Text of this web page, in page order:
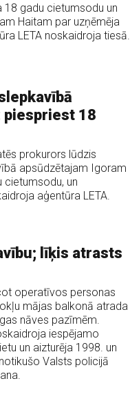
18 gadu cietumsodu un
Haitam par uzņēmēja
LETA noskaidroja tiesā.
piespriest 18
prokurors lūdzis
apsūdzētajam Igoram
cietumsodu, un
aģentūra LETA.
līķis atrasts
operatīvos personas
mājas balkonā atrada
nāves pazīmēm.
iespējamo
un aizturēja 1998. un
Valsts policijā